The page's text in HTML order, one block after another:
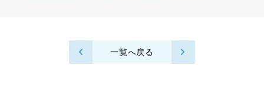
一覧へ戻る